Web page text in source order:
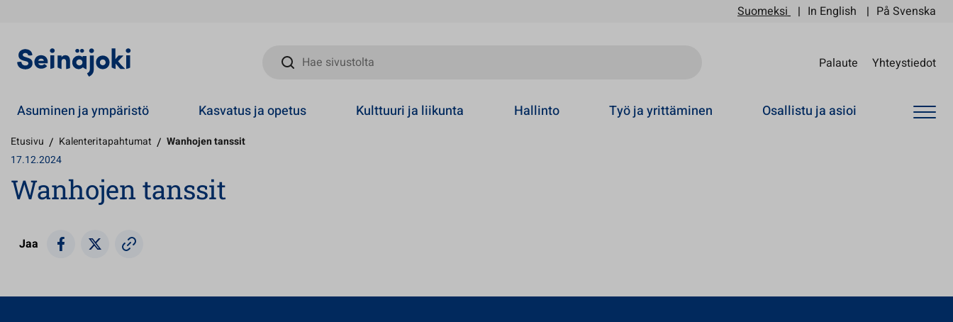
Suomeksi In English På Svenska
Hae sivustolta
Palaute Yhteystiedot
Asuminen ja ympäristö Kasvatus ja opetus Kulttuuri ja liikunta Hallinto Työ ja yrittäminen Osallistu ja asioi
Etusivu / Kalenteritapahtumat / Wanhojen tanssit
17.12.2024
Wanhojen tanssit
Jaa